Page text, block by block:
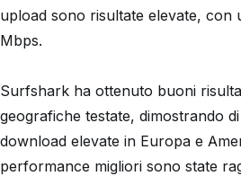
upload sono risultate elevate, con
Mbps.
Surfshark ha ottenuto buoni
geografiche testate, dimostrando
download elevate in Europa e
performance migliori sono state